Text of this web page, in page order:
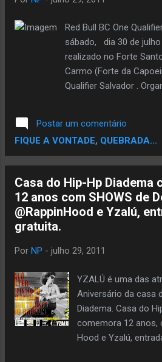
Red Bull BC One
sábado, dia 30 de julho
realizado no Forte
Carmo (Forte da
Qualifier Salvador .
disputas homem a
realizada a final latino-
representante da
em Moscou, Rússia.
16 B-Boys de diferentes
Latina, entre eles 4
alimento não-perecível
dentro do Forte da
pessoas. Nesta disputa
(Peru), Allan
(Brasil - vencedor da
(Brasil - vencedor da
Postar um comentário
FIQUE A VONTADE, QUEBRADA...
Casa do Hip-Hp Diadema
12 anos com SHOWS de
@RappinHood e Yzalú,
gratuita.
Por NP - julho 29, 2011
YZALÚ é uma das
Aniversário da casa
Diadema. Casa do
comemora 12 anos,
Hood e Yzalú,